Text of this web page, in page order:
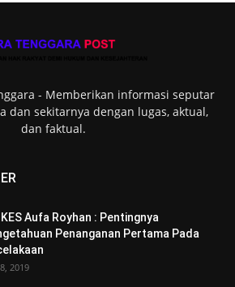
- Memberikan informasi seputar
dan sekitarnya dengan lugas, aktual,
dan faktual.
Aufa Royhan : Pentingnya
Penanganan Pertama Pada
2019